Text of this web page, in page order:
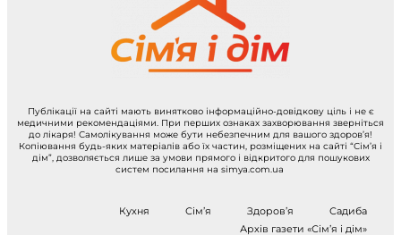
Публікації на сайті мають винятково інформаційно-довідкову ціль і не є
медичними рекомендаціями. При перших ознаках захворювання зверніться
до лікаря! Самолікування може бути небезпечним для вашого здоров’я!
Копіювання будь-яких матеріалів або їх частин, розміщених на сайті “Сім’я і
дім”, дозволяється лише за умови прямого і відкритого для пошукових
систем посилання на simya.com.ua
Кухня Сім’я Здоров’я
Садиба
Архів газети «Сім’я і дім»